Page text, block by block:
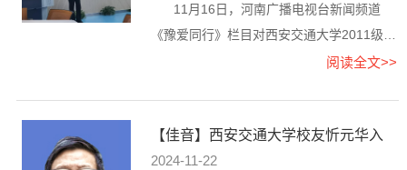
士学位。现为西北工业大学动力与能源学院
教授。第十八届中国青年科技奖：李更丰，
11月16日，河南广播电视台新闻频道
《豫爱同行》栏目对西安交通大学2011级压
缩机工程系校友王涛进行了专题报道。王
机工程系，先后获硕士、博士学位。现就职
于郑州轻工业大学。2019、2023年获得“优
阅读全文>>
【佳音】西安交通大学校友忻元华入
选中国好人榜
2024-11-22